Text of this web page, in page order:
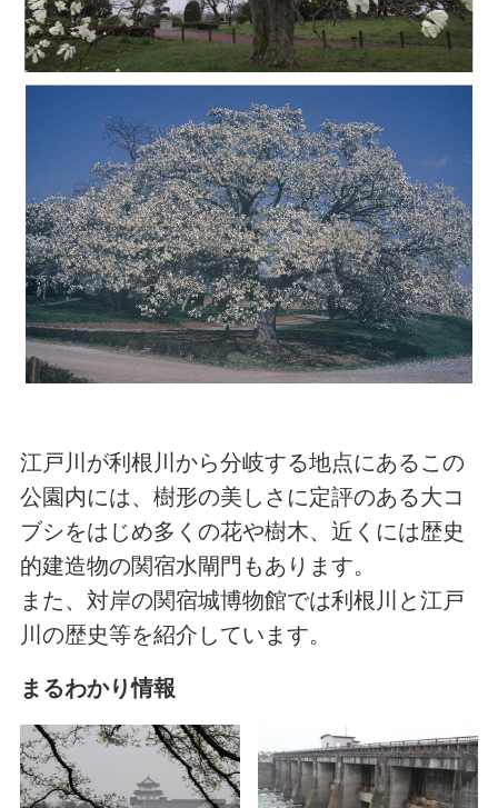
江戸川が利根川から分岐する地点にあるこの
公園内には、樹形の美しさに定評のある大コ
ブシをはじめ多くの花や樹木、近くには歴史
的建造物の関宿水閘門もあります。
また、対岸の関宿城博物館では利根川と江戸
川の歴史等を紹介しています。
まるわかり情報